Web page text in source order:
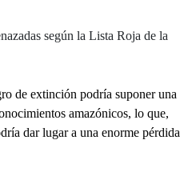
según la Lista Roja de la
de extinción podría suponer una
amazónicos, lo que,
dar lugar a una enorme pérdida